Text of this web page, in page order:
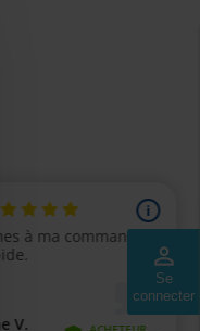
perm_identity
Se
connecter